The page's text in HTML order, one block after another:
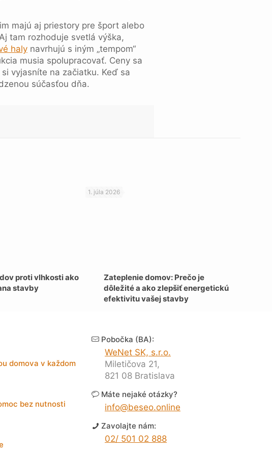
majú aj priestory pre šport alebo
tam rozhoduje svetlá výška,
halynavrhujú s iným „tempom“
musia spolupracovať. Ceny sa
vyjasníte na začiatku. Keď sa
súčasťou dňa.
proti vlhkosti ako
stavby
1. júla 2026
Zateplenie domov: Prečo je
dôležité a ako zlepšiť energetickú
efektivitu vašej stavby
domova v každom
bez nutnosti
Pobočka (BA):
WeNet SK, s.r.o.
Miletičova 21,
821 08 Bratislava
Máte nejaké otázky?
info@beseo.online
Zavolajte nám:
02/ 501 02 888